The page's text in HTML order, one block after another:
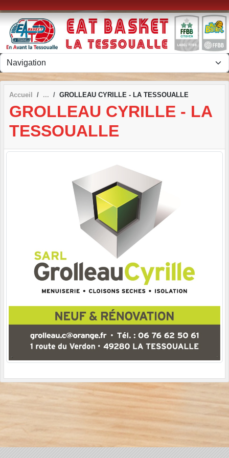
Accueil GROLLEAU CYRILLE - LA TESSOUALLE
GROLLEAU CYRILLE - LA
TESSOUALLE